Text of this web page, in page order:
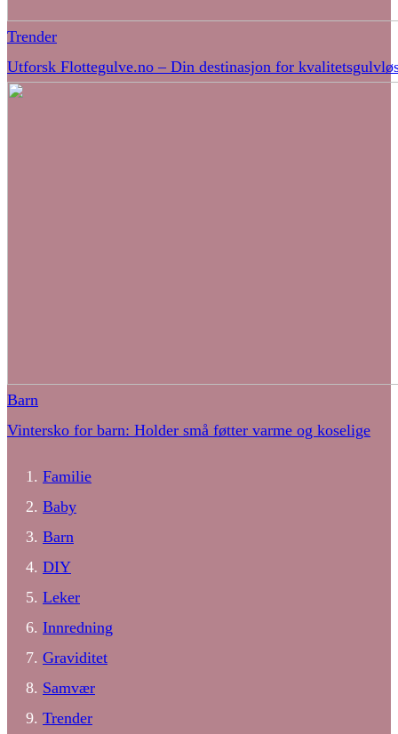
Trender
Utforsk Flottegulve.no – Din destinasjon for
Barn
Vintersko for barn: Holder små føtter varme og koselige
Familie
Baby
Barn
DIY
Leker
Innredning
Graviditet
Samvær
Trender